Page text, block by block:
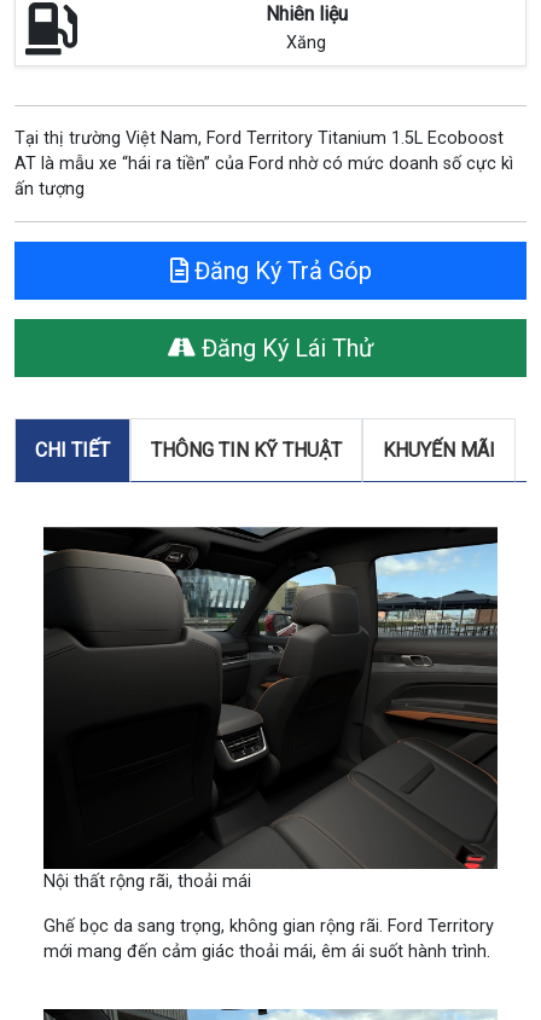
Nhiên liệu
Xăng
Tại thị trường Việt Nam, Ford Territory Titanium 1.5L Ecoboost
AT là mẫu xe “hái ra tiền” của Ford nhờ có mức doanh số cực kì
ấn tượng
Đăng Ký Trả Góp
Đăng Ký Lái Thử
CHI TIẾT THÔNG TIN KỸ THUẬT KHUYẾN MÃI
Nội thất rộng rãi, thoải mái
Ghế bọc da sang trọng, không gian rộng rãi. Ford Territory
mới mang đến cảm giác thoải mái, êm ái suốt hành trình.